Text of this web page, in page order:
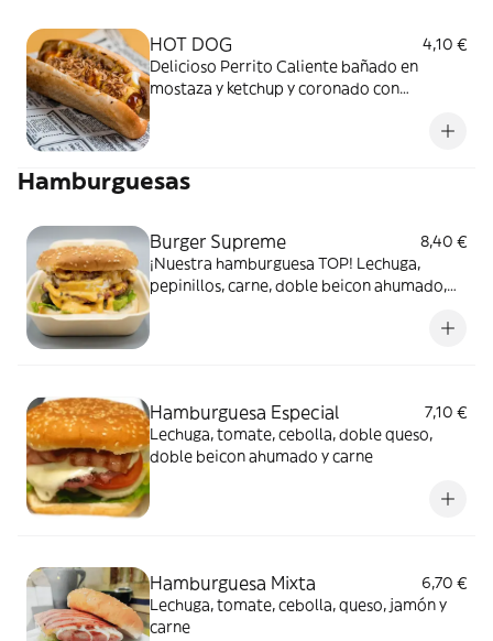
HOT DOG
4,10 €
Delicioso Perrito Caliente bañado en
mostaza y ketchup y coronado con
Hamburguesas
Burger Supreme
8,40 €
¡Nuestra hamburguesa TOP! Lechuga,
pepinillos, carne, doble beicon ahumado,
caramelizada con nuestra salsa Supreme
Hamburguesa Especial
7,10 €
Lechuga, tomate, cebolla, doble queso,
doble beicon ahumado y carne
Hamburguesa Mixta
6,70 €
Lechuga, tomate, cebolla, queso, jamón y
carne